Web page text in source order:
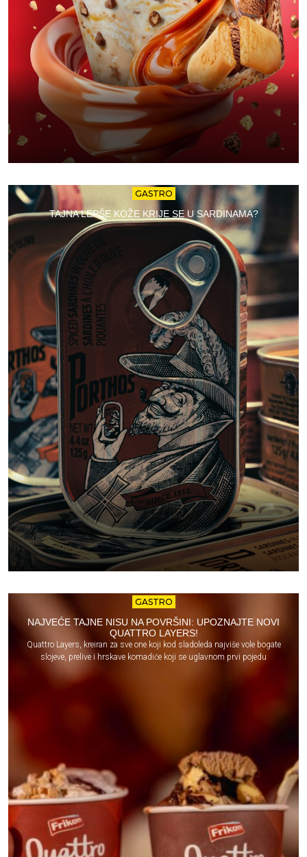
GASTRO
TAJNA LEPŠE KOŽE KRIJE SE U SARDINAMA?
GASTRO
NAJVEĆE TAJNE NISU NA POVRŠINI: UPOZNAJTE NOVI
QUATTRO LAYERS!
Quattro Layers, kreiran za sve one koji kod sladoleda najviše vole bogate
slojeve, prelive i hrskave komadiće koji se uglavnom prvi pojedu